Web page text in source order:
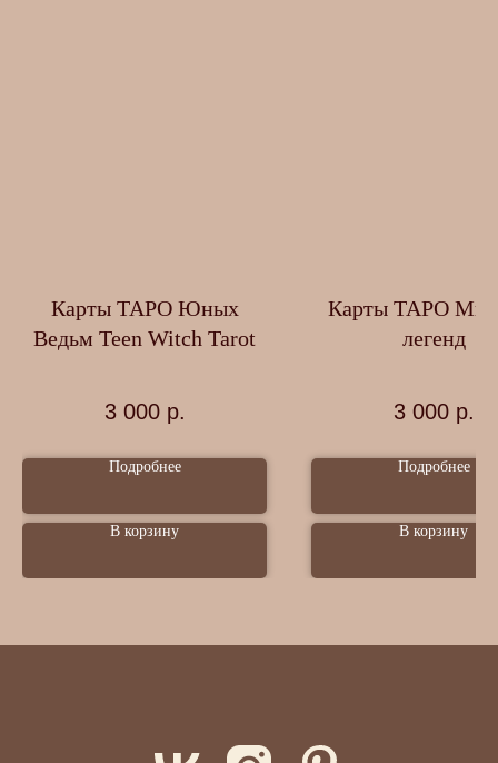
Карты ТАРО Юных
Ведьм Teen Witch Tarot
3 000 р.
Подробнее
В корзину
Карты ТАРО
легенд
3 000 р.
Подробнее
В корзину